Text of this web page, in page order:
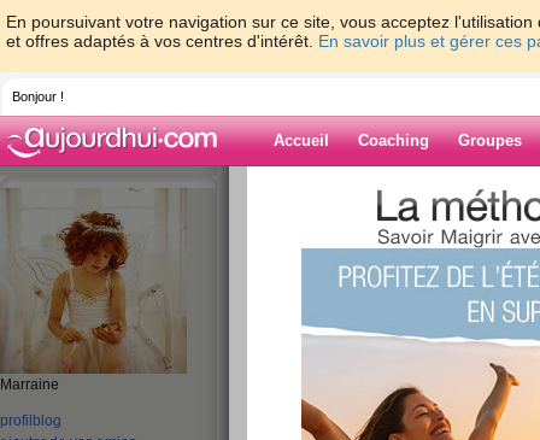
En poursuivant votre navigation sur ce site, vous acceptez
et offres adaptés à vos centres d'intérêt. En savoir plus et gérer ces
Bonjour !
Accueil Coaching Groupes
Marraine
profil blog
> > et oui
Blog de
et oui les
reprise du boulot se matin là ils sont à la sieste